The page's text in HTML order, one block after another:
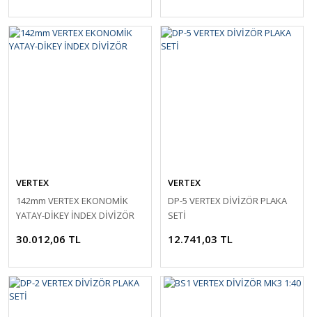
VERTEX
142mm VERTEX EKONOMİK
YATAY-DİKEY İNDEX DİVİZÖR
30.012,06 TL
VERTEX
DP-5 VERTEX DİVİZÖR PLAKA
SETİ
12.741,03 TL